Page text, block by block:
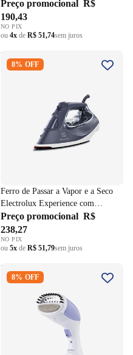
220V
Preço promocional R$
190,43
NO PIX
ou 4x de R$ 51,74sem juros
Ferro de Passar a Vapor e a
Seco Electrolux Experience
8% OFF
Ferro de Passar a Vapor e a Seco
Electrolux Experience com
PowerVapour e Base de Cerâmica
ESI60 220V
Preço promocional R$
238,27
NO PIX
ou 5x de R$ 51,79sem juros
Passadeira Portátil Britânia a
Vapor BVP02L 1100W
Branco/Lilás 220V
8% OFF